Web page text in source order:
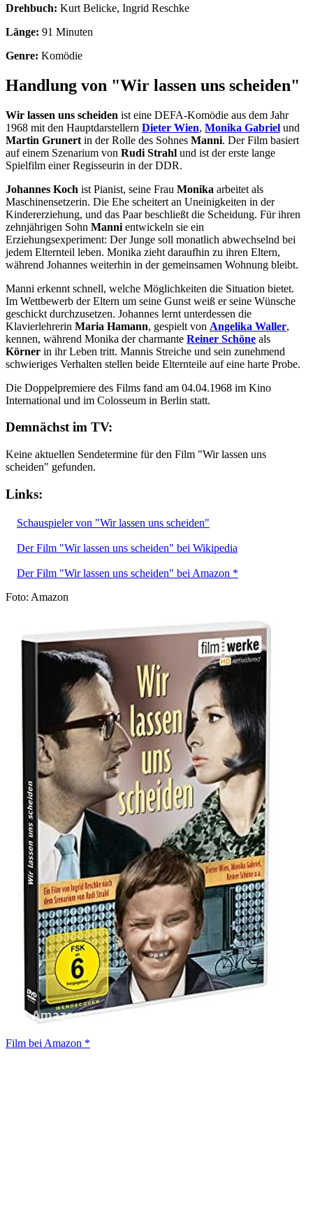
Drehbuch: Kurt Belicke, Ingrid Reschke
Länge: 91 Minuten
Genre: Komödie
Handlung von "Wir lassen uns scheiden"
Wir lassen uns scheiden ist eine DEFA-Komödie aus dem Jahr
1968 mit den Hauptdarstellern Dieter Wien, Monika Gabriel und
Martin Grunert in der Rolle des Sohnes Manni. Der Film basiert
auf einem Szenarium von Rudi Strahl und ist der erste lange
Spielfilm einer Regisseurin in der DDR.
Johannes Koch ist Pianist, seine Frau Monika arbeitet als
Maschinensetzerin. Die Ehe scheitert an Uneinigkeiten in der
Kindererziehung, und das Paar beschließt die Scheidung. Für ihren
zehnjährigen Sohn Manni entwickeln sie ein
Erziehungsexperiment: Der Junge soll monatlich abwechselnd bei
jedem Elternteil leben. Monika zieht daraufhin zu ihren Eltern,
während Johannes weiterhin in der gemeinsamen Wohnung bleibt.
Manni erkennt schnell, welche Möglichkeiten die Situation bietet.
Im Wettbewerb der Eltern um seine Gunst weiß er seine Wünsche
geschickt durchzusetzen. Johannes lernt unterdessen die
Klavierlehrerin Maria Hamann, gespielt von Angelika Waller,
kennen, während Monika der charmante Reiner Schöne als
Körner in ihr Leben tritt. Mannis Streiche und sein zunehmend
schwieriges Verhalten stellen beide Elternteile auf eine harte Probe.
Die Doppelpremiere des Films fand am 04.04.1968 im Kino
International und im Colosseum in Berlin statt.
Demnächst im TV:
Keine aktuellen Sendetermine für den Film "Wir lassen uns
scheiden" gefunden.
Links:
Schauspieler von "Wir lassen uns scheiden"
Der Film "Wir lassen uns scheiden" bei Wikipedia
Der Film "Wir lassen uns scheiden" bei Amazon *
Foto: Amazon
Film bei Amazon *